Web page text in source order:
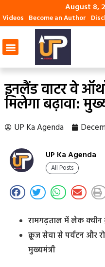
August 8,
Videos Become an Author
इनलैंड वाटर वे
मिलेगा बढ़ावा:
UP Ka Agenda
UP Ka Agenda
All Posts
रामगढ़ताल में लेक क्वीन
क्रूज सेवा से पर्यटन और
मुख्यमंत्री